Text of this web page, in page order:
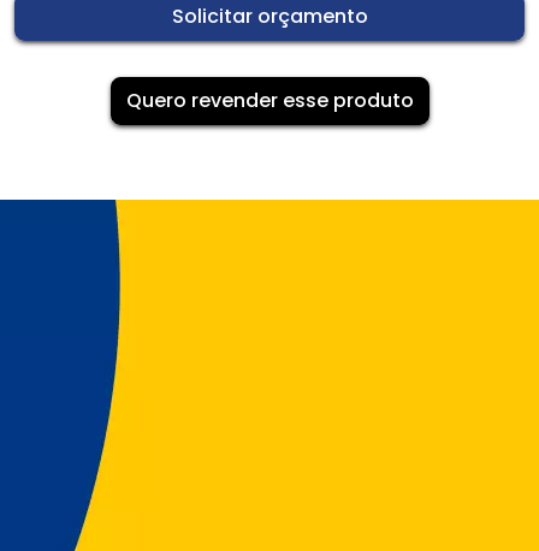
Solicitar orçamento
Quero revender esse produto